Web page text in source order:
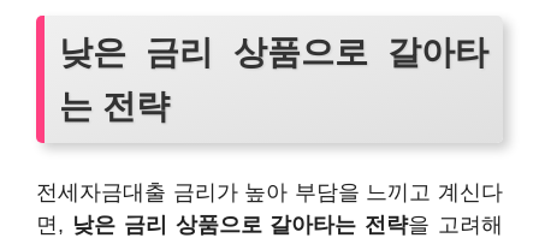
낮은 금리 상품으로 갈아타
는 전략
전세자금대출 금리가 높아 부담을 느끼고 계신다
면, 낮은 금리 상품으로 갈아타는 전략을 고려해